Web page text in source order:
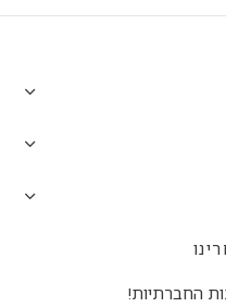
החברתיות!